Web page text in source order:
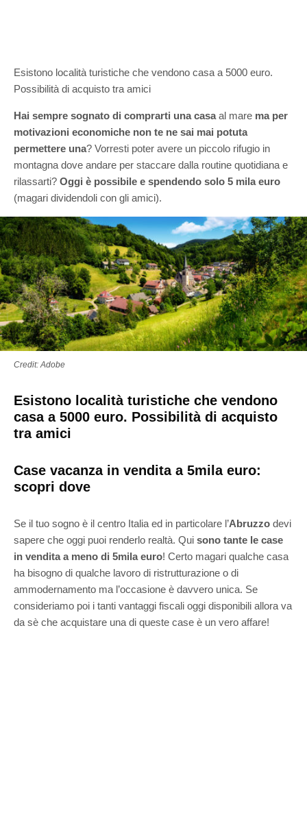
Esistono località turistiche che vendono casa a 5000 euro.
Possibilità di acquisto tra amici
Hai sempre sognato di comprarti una casaal mare ma per
motivazioni economiche non te ne sai mai potuta
permettere una? Vorresti poter avere un piccolo rifugio in
montagna dove andare per staccare dalla routine quotidiana e
rilassarti? Oggi è possibile e spendendo solo 5 mila euro
(magari dividendoli con gli amici).
Credit: Adobe
Esistono località turistiche che vendono
casa a 5000 euro. Possibilità di acquisto
tra amici
Case vacanza in vendita a 5mila euro:
scopri dove
Se il tuo sogno è il centro Italia ed in particolare l’Abruzzo devi
sapere che oggi puoi renderlo realtà. Qui sono tante le case
in vendita a meno di 5mila euro! Certo magari qualche casa
ha bisogno di qualche lavoro di ristrutturazione o di
ammodernamento ma l’occasione è davvero unica. Se
consideriamo poi i tanti vantaggi fiscali oggi disponibili allora va
da sè che acquistare una di queste case è un vero affare!